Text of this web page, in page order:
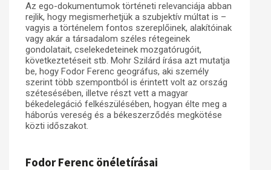
Emlékművek (feltöltés alatt)
Menekültek
Visszhang
Publikációk
Kapcsolat
Trianon-kommentár
Dokumentumok
A trianoni szerződés
Az ego-dokumentumok történeti relevanciája abban
rejlik, hogy megismerhetjük a szubjektív múltat is –
vagyis a történelem fontos szereplőinek, alakítóinak
vagy akár a társadalom széles rétegeinek
gondolatait, cselekedeteinek mozgatórugóit,
következtetéseit stb. Mohr Szilárd írása azt mutatja
be, hogy Fodor Ferenc geográfus, aki személy
szerint több szempontból is érintett volt az ország
szétesésében, illetve részt vett a magyar
békedelegáció felkészülésében, hogyan élte meg a
háborús vereség és a békeszerződés megkötése
közti időszakot.
Fodor Ferenc önéletírásai